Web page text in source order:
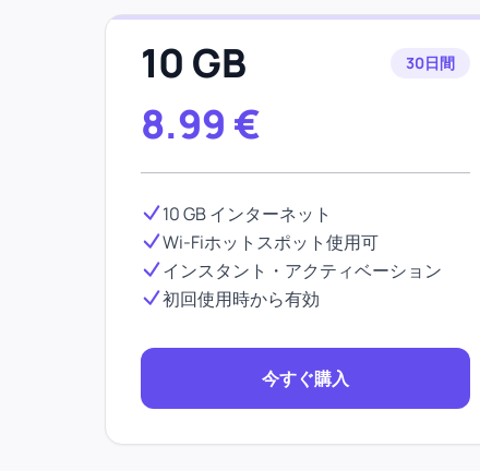
10 GB 30日間
8.99 €
10 GB インターネット
Wi-Fiホットスポット使用可
インスタント・アクティベーション
初回使用時から有効
今すぐ購入